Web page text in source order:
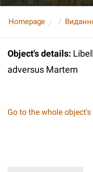
Homepage
Object's details:
adversus Martem
Go to the whole